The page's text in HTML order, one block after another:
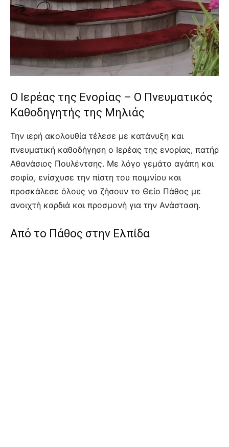
Ο Ιερέας της Ενορίας – Ο Πνευματικός
Καθοδηγητής της Μηλιάς
Την ιερή ακολουθία τέλεσε με κατάνυξη και
πνευματική καθοδήγηση ο Ιερέας της ενορίας, πατήρ
Αθανάσιος Πουλέντσης. Με λόγο γεμάτο αγάπη και
σοφία, ενίσχυσε την πίστη του ποιμνίου και
προσκάλεσε όλους να ζήσουν το Θείο Πάθος με
ανοιχτή καρδιά και προσμονή για την Ανάσταση.
Από το Πάθος στην Ελπίδα